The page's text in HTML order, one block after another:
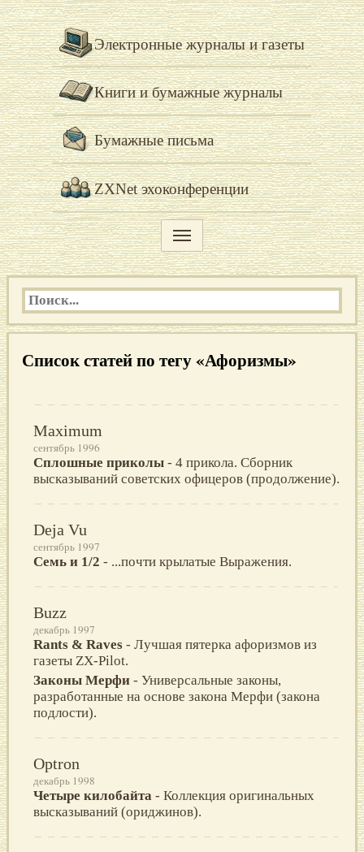
Электронные журналы и газеты
Книги и бумажные журналы
Бумажные письма
ZXNet эхоконференции
Список статей по тегу «Афоризмы»
Maximum
сентябрь 1996
Сплошные приколы - 4 прикола. Сборник
высказываний советских офицеров (продолжение).
Deja Vu
сентябрь 1997
Семь и 1/2 - ...почти крылатые Выражения.
Buzz
декабрь 1997
Rants & Raves - Лучшая пятерка афоризмов из
газеты ZX-Pilot.
Законы Мерфи - Универсальные законы,
разработанные на основе закона Мерфи (закона
подлости).
Optron
декабрь 1998
Четыре килобайта - Коллекция оригинальных
высказываний (ориджинов).